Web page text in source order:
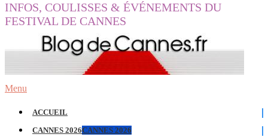
INFOS, COULISSES & ÉVÉNEMENTS DU
FESTIVAL DE CANNES
Menu
ACCUEIL
CANNES 2026CANNES 2026